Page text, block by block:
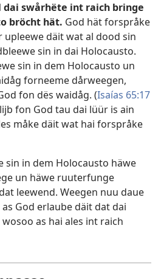
dai swårhëte int raich bringe
bröcht hät. God hät forspråke
däit wat al dood sin
sin in dai Holocausto.
sin in dem Holocausto un
forneeme dårweegen,
fon dës waidåg. (Isaías 65:17
fon God tau dai lüür is ain
måke däit wat hai forspråke
sin in dem Holocausto häwe
un häwe ruuterfunge
leewend. Weegen nuu daue
God erlaube däit dat dai
as hai ales int raich